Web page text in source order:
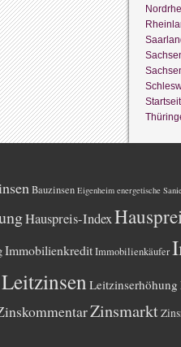
Bauzinsen Eigenheim energetische
Hauspreis-Index
ImmobilienkreditImmobilienkäufer
Leitzinsen Leitzinserhöhung
Zinsmarkt